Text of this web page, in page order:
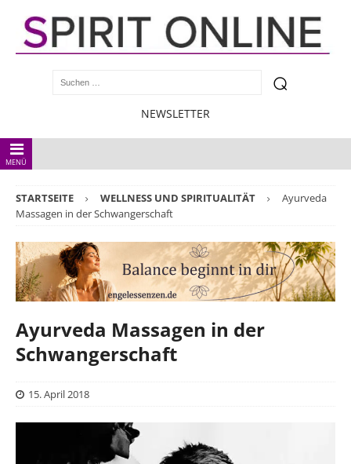
NEWSLETTER
MENÜ
STARTSEITE WELLNESS UND SPIRITUALITÄT
Ayurveda
Massagen in der Schwangerschaft
Ayurveda Massagen in der
Schwangerschaft
15. April 2018